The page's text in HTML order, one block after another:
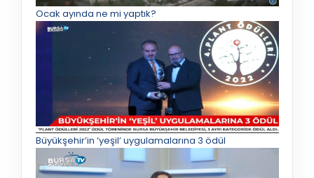
Ocak ayında ne mi yaptık?
Büyükşehir’in ‘yeşil’ uygulamalarına 3 ödül